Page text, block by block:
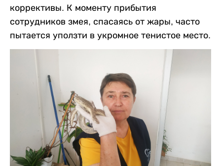
коррективы. К моменту прибытия
сотрудников змея, спасаясь от жары, часто
пытается уползти в укромное тенистое место.